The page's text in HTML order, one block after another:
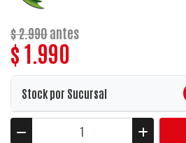
$ 2.990antes
$ 1.990
Stock por Sucursal